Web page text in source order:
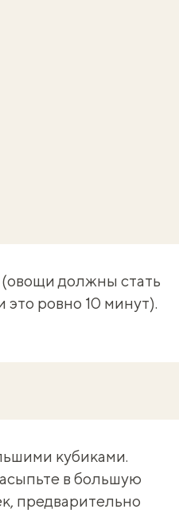
должны стать
ровно 10 минут).
кубиками.
в большую
предварительно